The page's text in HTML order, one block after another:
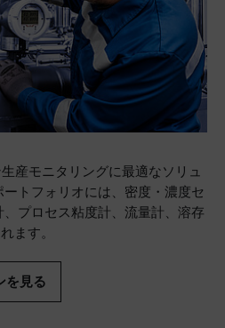
産モニタリングに最適なソリュ
トフォリオには、密度・濃度セ
プロセス粘度計、流量計、溶存
ます。
を見る